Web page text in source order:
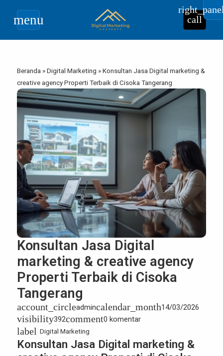
menu call
Beranda »Digital Marketing »Konsultan Jasa Digital marketing &
creative agency Properti Terbaik di Cisoka Tangerang
Konsultan Jasa Digital
marketing & creative agency
Properti Terbaik di Cisoka
Tangerang
account_circleadmincalendar_month14/03/2026
visibility392comment0 komentar
label Digital Marketing
Konsultan Jasa Digital marketing &